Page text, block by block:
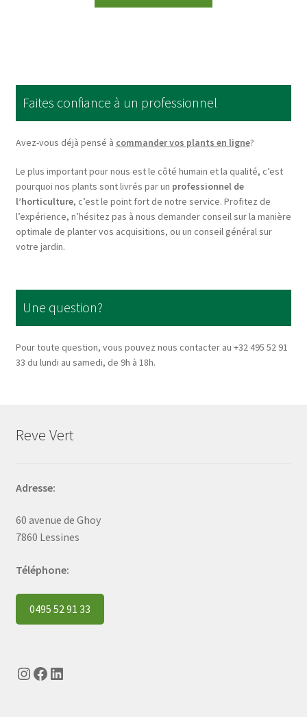
options
may
be
chosen
the
product
page
Faites confiance à un professionnel
Avez-vous déjà pensé à commander vos plants en ligne?
Le plus important pour nous est le côté humain et la qualité, c’est
pourquoi nos plants sont livrés par un professionnel de
l’horticulture, c’est le point fort de notre service. Profitez de
l’expérience, n’hésitez pas à nous demander conseil sur la manière
optimale de planter vos acquisitions, ou un conseil général sur
votre jardin.
Une question?
Pour toute question, vous pouvez nous contacter au +32 495 52 91
33 du lundi au samedi, de 9h à 18h.
Reve Vert
Adresse:
60 avenue de Ghoy
7860 Lessines
Téléphone:
0495 52 91 33
Instagram
Facebook
LinkedIn